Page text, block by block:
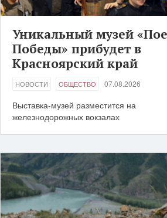
Уникальный музей
Победы» прибудет в
Красноярский край
НОВОСТИ ОБЩЕСТВО 07.08.2026
Выставка-музей разместится на
железнодорожных вокзалах